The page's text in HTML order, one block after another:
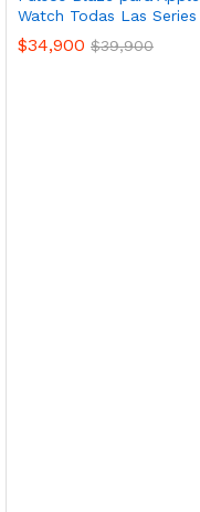
Watch Todas Las Series
$34,900 $39,900